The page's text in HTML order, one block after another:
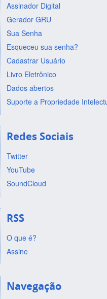
Assinador Digital
Gerador GRU
Sua Senha
Esqueceu sua senha?
Cadastrar Usuário
Livro Eletrônico
Dados abertos
Suporte a Propriedade
Redes Sociais
Twitter
YouTube
SoundCloud
RSS
O que é?
Assine
Navegação